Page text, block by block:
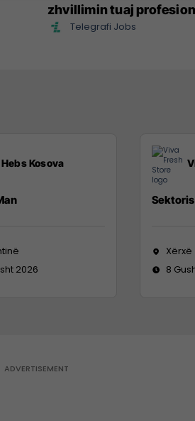
zhvillimin tuaj
Telegrafi Jobs
Hebs Kosova
2026
Xërxë
8